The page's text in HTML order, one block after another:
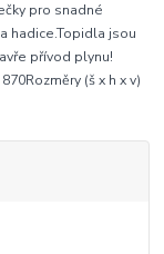
pro snadné
hadice.Topidla jsou
přívod plynu!
(š x h x v)